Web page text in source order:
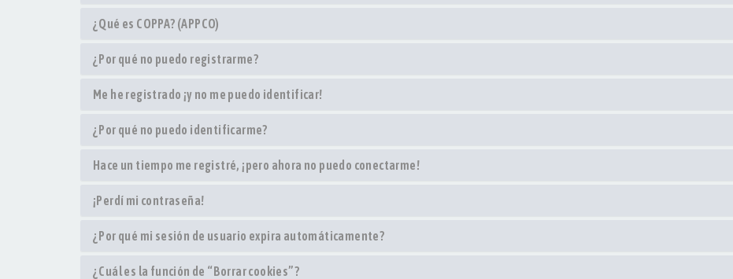
¿Qué es COPPA? (APPCO)
¿Por qué no puedo registrarme?
Me he registrado ¡y no me puedo identificar!
¿Por qué no puedo identificarme?
Hace un tiempo me registré, ¡pero ahora no puedo conectarme!
¡Perdí mi contraseña!
¿Por qué mi sesión de usuario expira automáticamente?
¿Cuál es la función de “Borrar cookies”?